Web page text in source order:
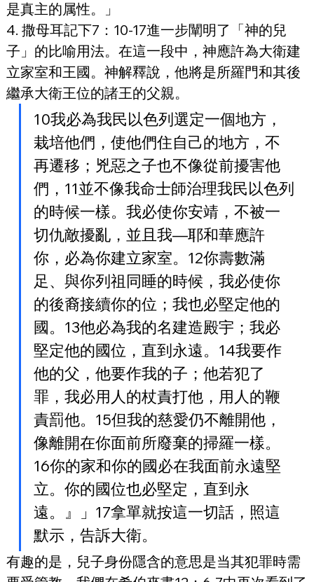
是真主的属性。」
4. 撒母耳記下7：10-17進一步闡明了「神的兒
子」的比喻用法。在這一段中，神應許為大衛建
立家室和王國。神解釋說，他將是所羅門和其後
繼承大衛王位的諸王的父親。
10我必為我民以色列選定一個地方，
栽培他們，使他們住自己的地方，不
再遷移；兇惡之子也不像從前擾害他
們，11並不像我命士師治理我民以色列
的時候一樣。我必使你安靖，不被一
切仇敵擾亂，並且我—耶和華應許
你，必為你建立家室。12你壽數滿
足、與你列祖同睡的時候，我必使你
的後裔接續你的位；我也必堅定他的
國。13他必為我的名建造殿宇；我必
堅定他的國位，直到永遠。14我要作
他的父，他要作我的子；他若犯了
罪，我必用人的杖責打他，用人的鞭
責罰他。15但我的慈愛仍不離開他，
像離開在你面前所廢棄的掃羅一樣。
16你的家和你的國必在我面前永遠堅
立。你的國位也必堅定，直到永
遠。』」17拿單就按這一切話，照這
默示，告訴大衛。
有趣的是，兒子身份隱含的意思是当其犯罪時需